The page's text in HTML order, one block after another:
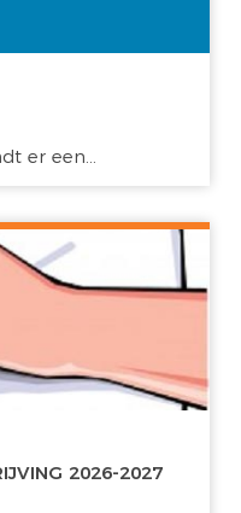
er een...
2026-2027